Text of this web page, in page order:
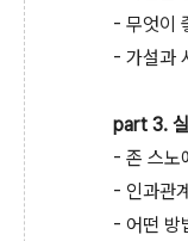
- 무엇이
- 가설과
part 3. 실
- 존 스노
- 인과관
- 어떤 방